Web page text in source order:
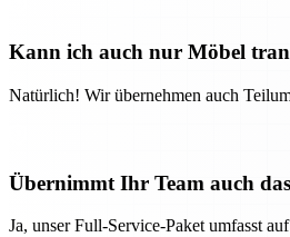
Kann ich auch nur Möbel
Natürlich! Wir übernehmen auch
Übernimmt Ihr Team auch
Ja, unser Full-Service-Paket umfasst